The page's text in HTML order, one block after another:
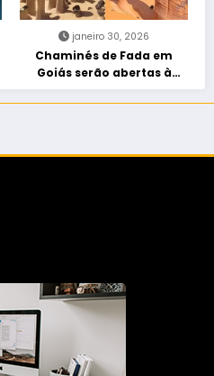
janeiro 30, 2026
Chaminés de Fada em
Goiás serão abertas à
visitação controlada